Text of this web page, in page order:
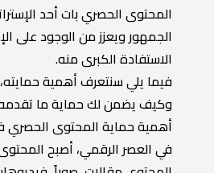
المحتوى الحصري بات أحد
الجمهور ويعزز من الوجود على
الاستفادة الكبرى منه.
فيما يلي سنتعرف أهمية
وكيف يضمن لك حماية ما
أهمية حماية المحتوى الحصري
في العصر الرقمي، أصبح